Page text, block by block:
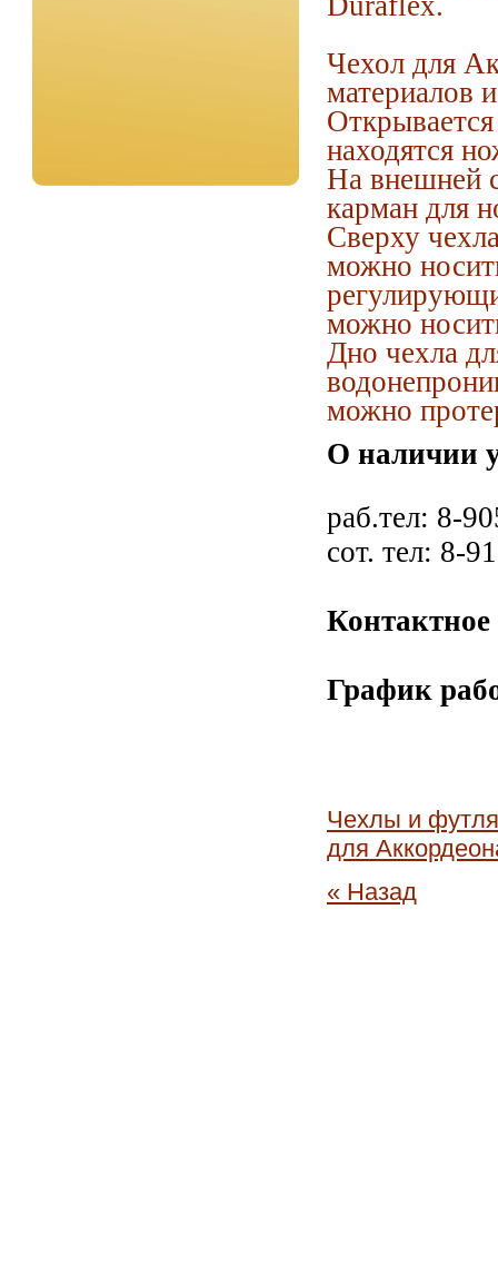
Чехол для
материалов
находятся
На внешней
карман для
Сверху
можно
можно
Дно чехла
можно
О наличии
раб.тел: 8-
сот. тел: 8-
График
Чехлы и
для
« Назад